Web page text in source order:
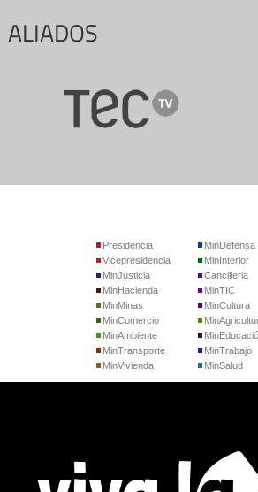
ALIADOS
Presidencia
Vicepresidencia
MinJusticia
MinDefensa
MinInterior
Cancilleria
MinHacienda
MinMinas
MinComercio
MinTIC
MinCultura
MinAmbiente
MinTransporte
MinVivienda
MinTrabajo
MinSalud